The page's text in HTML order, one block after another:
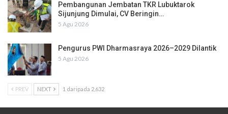
Pembangunan Jembatan TKR Lubuktarok
Sijunjung Dimulai, CV Beringin…
5 Agu 2026
Pengurus PWI Dharmasraya 2026–2029 Dilantik
5 Agu 2026
PREV NEXT 1 daripada 2,632